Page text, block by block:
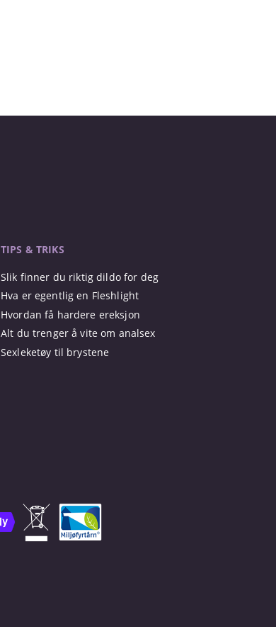
TIPS & TRIKS
Slik finner du riktig dildo for deg
Hva er egentlig en Fleshlight
Hvordan få hardere ereksjon
Alt du trenger å vite om analsex
Sexleketøy til brystene